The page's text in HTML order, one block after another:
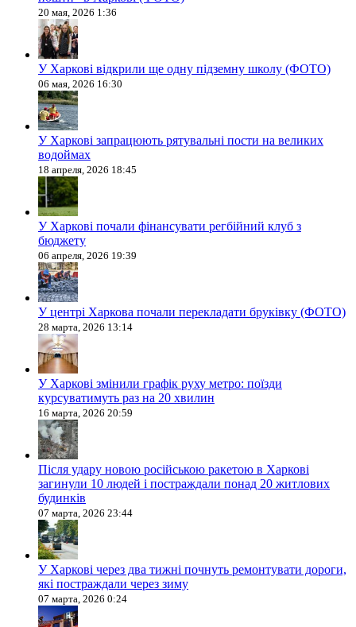
20 мая, 2026 1:36
У Харкові відкрили ще одну підземну школу (ФОТО)
06 мая, 2026 16:30
У Харкові запрацюють рятувальні пости на великих
водоймах
18 апреля, 2026 18:45
У Харкові почали фінансувати регбійний клуб з
бюджету
06 апреля, 2026 19:39
У центрі Харкова почали перекладати бруківку (ФОТО)
28 марта, 2026 13:14
У Харкові змінили графік руху метро: поїзди
курсуватимуть раз на 20 хвилин
16 марта, 2026 20:59
Після удару новою російською ракетою в Харкові
загинули 10 людей і постраждали понад 20 житлових
будинків
07 марта, 2026 23:44
У Харкові через два тижні почнуть ремонтувати дороги,
які постраждали через зиму
07 марта, 2026 0:24